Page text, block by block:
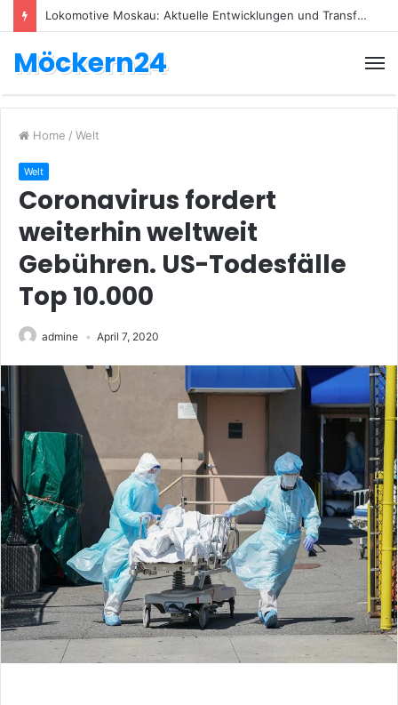
Lokomotive Moskau: Aktuelle Entwicklungen und Transfers
Möckern24
Home / Welt
Welt
Coronavirus fordert
weiterhin weltweit
Gebühren. US-Todesfälle
Top 10.000
admine April 7, 2020